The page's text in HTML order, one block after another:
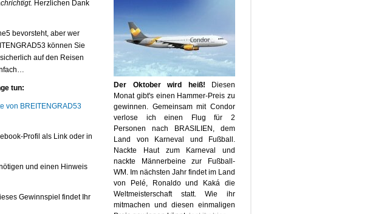
Herzlichen Dank
bevorsteht, aber wer
können Sie
auf den Reisen
tun:
von BREITENGRAD53
Profil als Link oder in
und einen Hinweis
Gewinnspiel findet Ihr
Der Oktober wird heiß! Diesen
Monat gibt's einen Hammer-Preis zu
gewinnen. Gemeinsam mit Condor
verlose ich einen Flug für 2
Personen nach BRASILIEN, dem
Land von Karneval und Fußball.
Nackte Haut zum Karneval und
nackte Männerbeine zur Fußball-
WM. Im nächsten Jahr findet im Land
von Pelé, Ronaldo und Kaká die
Weltmeisterschaft statt. Wie ihr
mitmachen und diesen einmaligen